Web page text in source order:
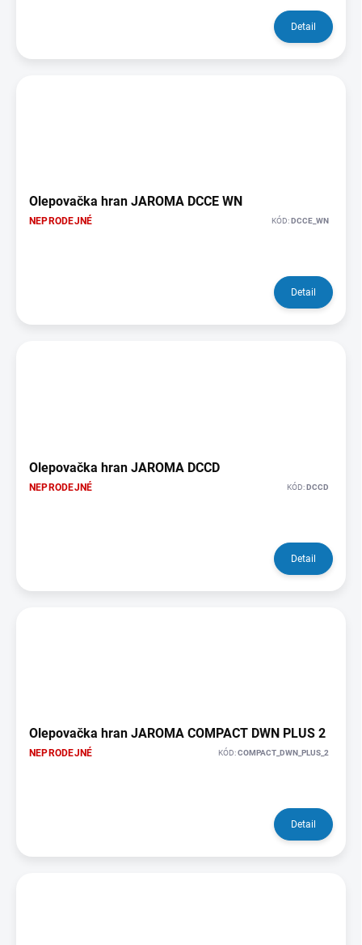
Detail
Olepovačka hran JAROMA DCCE WN
NEPRODEJNÉ KÓD:DCCE_WN
Detail
Olepovačka hran JAROMA DCCD
NEPRODEJNÉ KÓD:DCCD
Detail
Olepovačka hran JAROMA COMPACT DWN PLUS 2
NEPRODEJNÉ KÓD:COMPACT_DWN_PLUS_2
Detail